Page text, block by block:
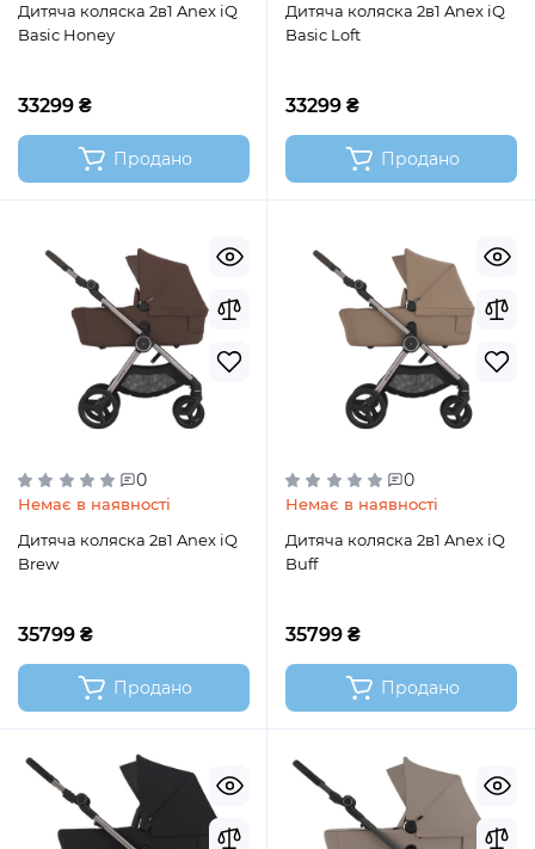
Дитяча коляска 2в1 Anex iQ
Basic Honey
33299 ₴
Продано
Дитяча коляска 2в1 Anex iQ
Basic Loft
33299 ₴
Продано
0
Немає в наявності
Дитяча коляска 2в1 Anex iQ
Brew
35799 ₴
Продано
0
Немає в наявності
Дитяча коляска 2в1 Anex iQ
Buff
35799 ₴
Продано